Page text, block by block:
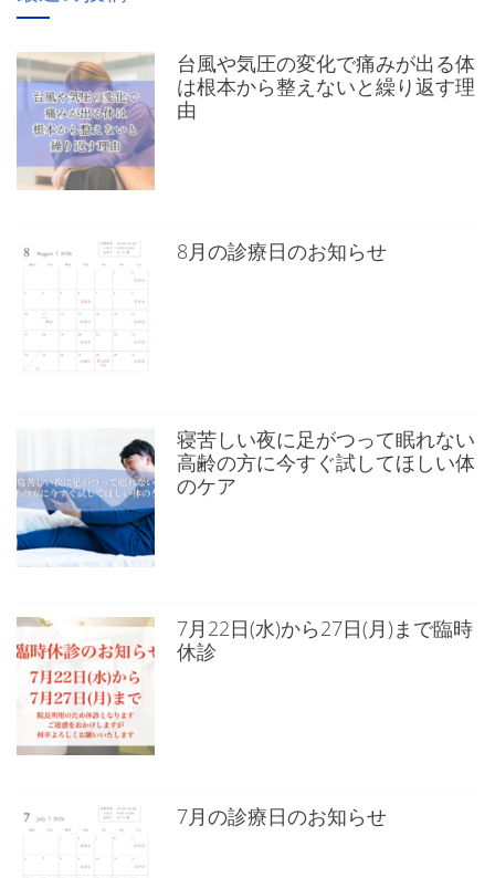
台風や気圧の変化で痛みが出る体
は根本から整えないと繰り返す理
由
8月の診療日のお知らせ
寝苦しい夜に足がつって眠れない
高齢の方に今すぐ試してほしい体
のケア
7月22日(水)から27日(月)まで臨時
休診
7月の診療日のお知らせ